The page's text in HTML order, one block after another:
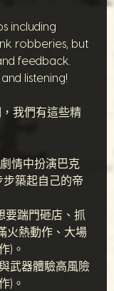
including
robberies, but
feedback.
listening!
我們有這些精
情中扮演巴克
步築起自己的帝
要踹門砸店、抓
火熱動作、大場
)。
武器體驗高風險
)。